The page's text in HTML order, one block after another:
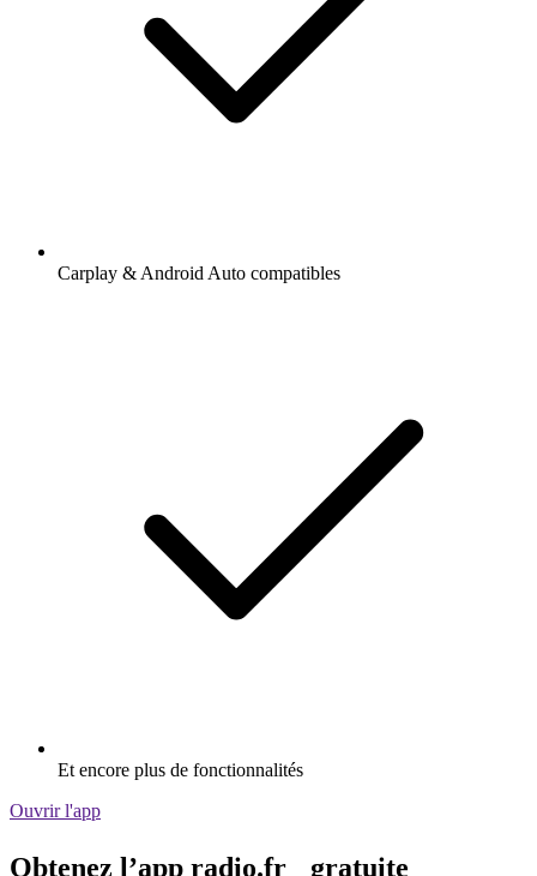
Carplay & Android Auto compatibles
Et encore plus de fonctionnalités
Ouvrir l'app
Obtenez l’app radio.fr gratuite